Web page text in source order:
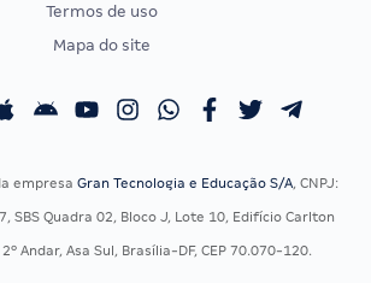
Calendário OAB
Termos de uso
Mapa do site
empresa Gran Tecnologia e Educação S/A, CNPJ:
SBS Quadra 02, Bloco J, Lote 10, Edifício Carlton
Andar, Asa Sul, Brasília-DF, CEP 70.070-120.